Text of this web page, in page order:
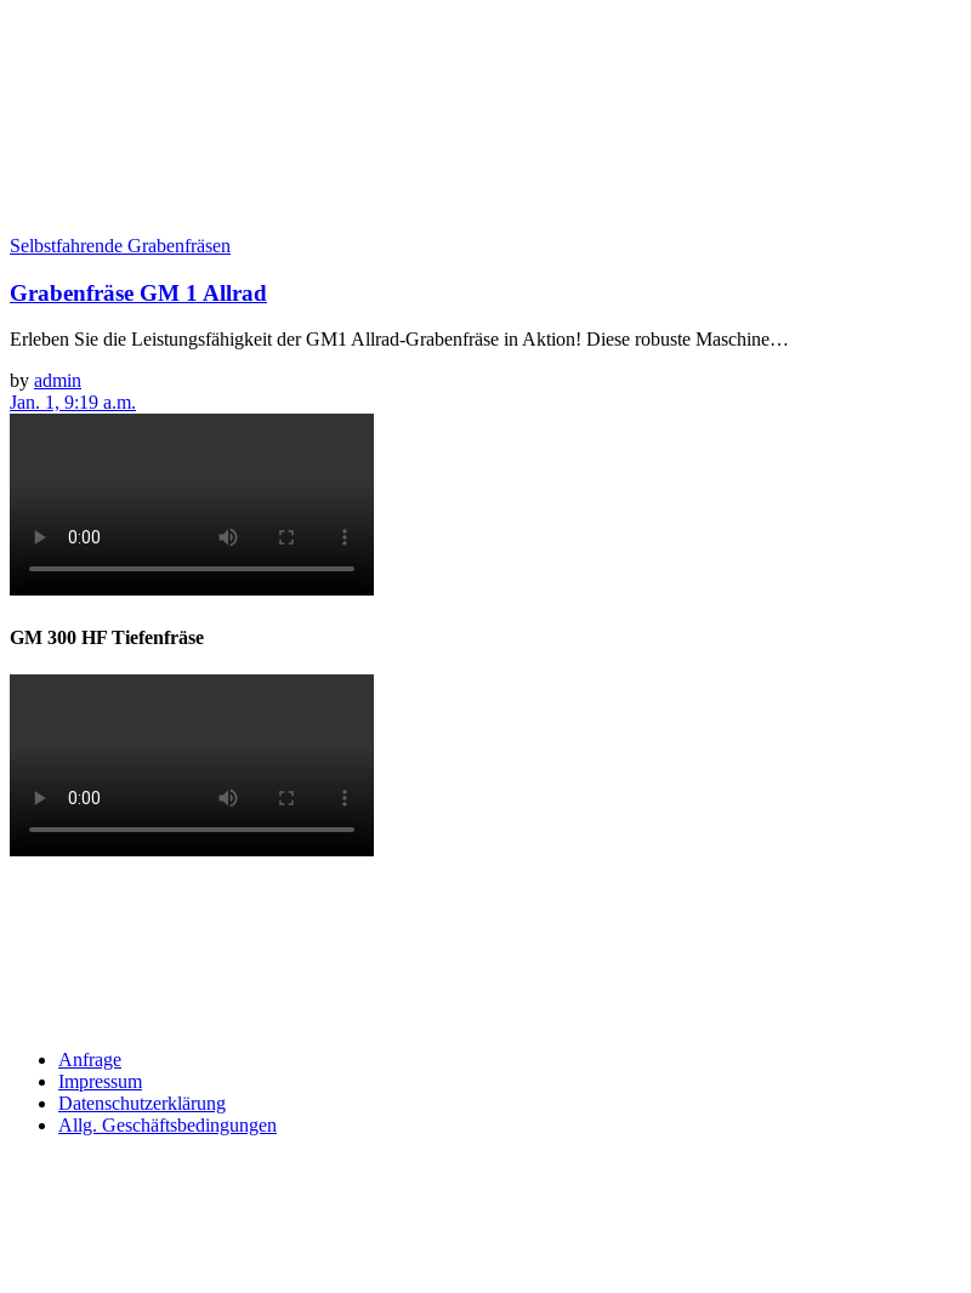
Selbstfahrende Grabenfräsen
Grabenfräse GM 1 Allrad
Erleben Sie die Leistungsfähigkeit der GM1 Allrad-Grabenfräse in Aktion! Diese robuste Maschine…
by admin
Jan. 1, 9:19 a.m.
GM 300 HF Tiefenfräse
Anfrage
Impressum
Datenschutzerklärung
Allg. Geschäftsbedingungen